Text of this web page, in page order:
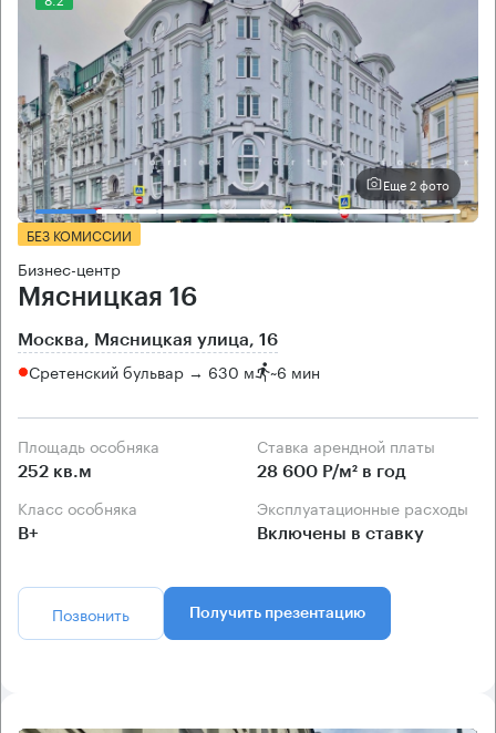
Еще 2 фото
БЕЗ КОМИССИИ
Бизнес-центр
Мясницкая 16
Москва, Мясницкая улица, 16
Сретенский бульвар → 630 м ~6 мин
Площадь особняка
252 кв.м
Ставка арендной платы
28 600 Р/м² в год
Класс особняка
B+
Эксплуатационные расходы
Включены в ставку
Позвонить Получить презентацию